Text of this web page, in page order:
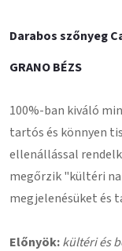
Darabos szőnyeg
GRANO BÉZS
100%-ban kiváló
tartós és könnyen
ellenállással
megőrzik "kültéri
megjelenésüket és
Előnyök:kültéri és